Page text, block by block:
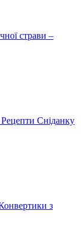
страви –
Рецепти Сніданку
з